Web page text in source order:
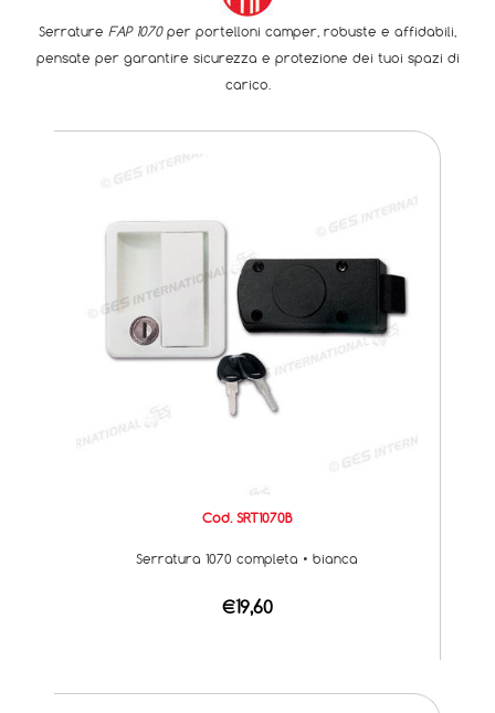
Serrature FAP 1070per portelloni camper, robuste e affidabili,
pensate per garantire sicurezza e protezione dei tuoi spazi di
carico.
Cod. SRT1070B
Serratura 1070 completa • bianca
€19,60